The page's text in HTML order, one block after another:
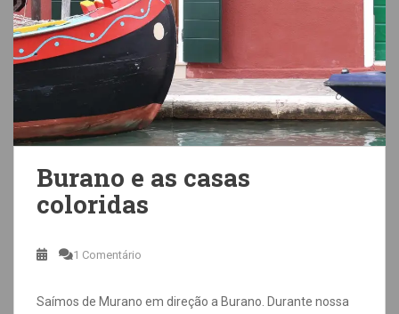
Burano e as casas
coloridas
1 Comentário
Saímos de Murano em direção a Burano. Durante nossa